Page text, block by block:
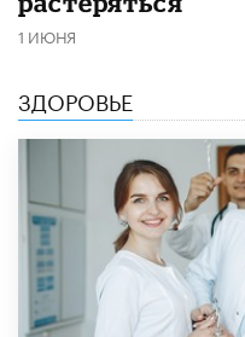
1 ИЮНЯ
ЗДОРОВЬЕ